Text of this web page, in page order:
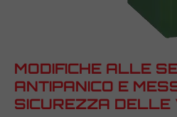
MODIFICHE ALLE
ANTIPANICO E
SICUREZZA DELLE